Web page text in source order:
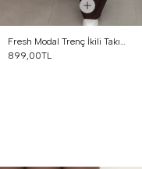
Fresh Modal Trenç İkili Takım Kahverengi
899,00TL